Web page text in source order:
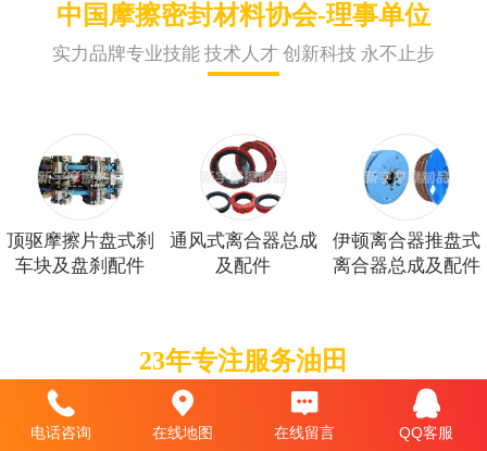
中国摩擦密封材料协会-理事单位
实力品牌专业技能 技术人才 创新科技 永不止步
顶驱摩擦片盘式刹
车块及盘刹配件
通风式离合器总成
及配件
伊顿离合器推盘式
离合器总成及配件
23年专注服务油田
公司主营：带式刹车块及带刹配件/盘式刹车块及盘刹配
件/通风式离合器总成及配件/推盘式离合器总成及配件。
电话咨询 在线地图 在线留言 QQ客服